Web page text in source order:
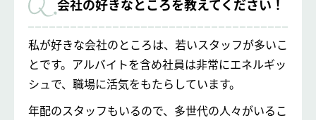
会社の好きなところを教えてください！
私が好きな会社のところは、若いスタッフが多いこ
とです。アルバイトを含め社員は非常にエネルギッ
シュで、職場に活気をもたらしています。
年配のスタッフもいるので、多世代の人々がいるこ